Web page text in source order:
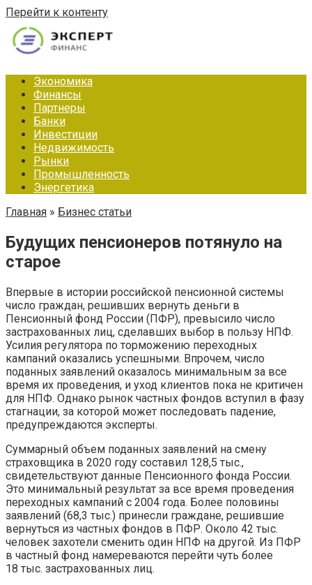
Перейти к контенту
Экономика
Финансы
Партнеры
Банки
Инвестиции
Недвижимость
Рынки
Промышленность
Энергетика
Главная » Бизнес статьи
Будущих пенсионеров потянуло на
старое
Впервые в истории российской пенсионной системы
число граждан, решивших вернуть деньги в
Пенсионный фонд России (ПФР), превысило число
застрахованных лиц, сделавших выбор в пользу НПФ.
Усилия регулятора по торможению переходных
кампаний оказались успешными. Впрочем, число
поданных заявлений оказалось минимальным за все
время их проведения, и уход клиентов пока не критичен
для НПФ. Однако рынок частных фондов вступил в фазу
стагнации, за которой может последовать падение,
предупреждаются эксперты.
Суммарный объем поданных заявлений на смену
страховщика в 2020 году составил 128,5 тыс.,
свидетельствуют данные Пенсионного фонда России.
Это минимальный результат за все время проведения
переходных кампаний с 2004 года. Более половины
заявлений (68,3 тыс.) принесли граждане, решившие
вернуться из частных фондов в ПФР. Около 42 тыс.
человек захотели сменить один НПФ на другой. Из ПФР
в частный фонд намереваются перейти чуть более
18 тыс. застрахованных лиц.